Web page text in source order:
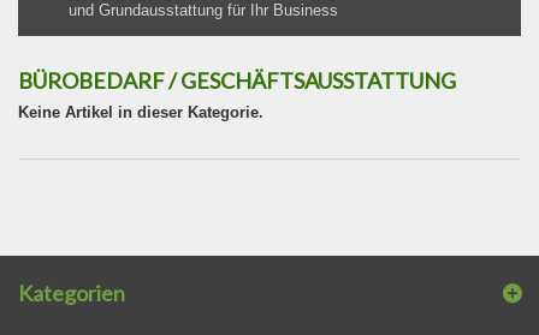
und Grundausstattung für Ihr Business
BÜROBEDARF / GESCHÄFTSAUSSTATTUNG
Keine Artikel in dieser Kategorie.
Kategorien